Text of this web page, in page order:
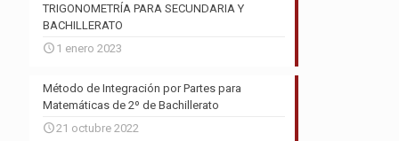
TRIGONOMETRÍA PARA SECUNDARIA Y
BACHILLERATO
1 enero 2023
Método de Integración por Partes para
Matemáticas de 2º de Bachillerato
21 octubre 2022